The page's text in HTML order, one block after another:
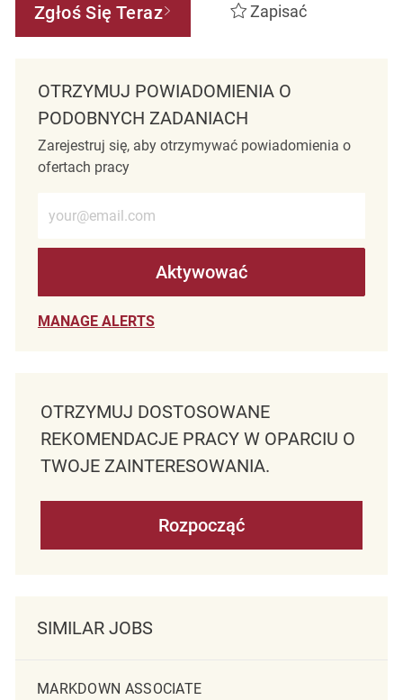
Zgłoś Się Teraz Zapisać
OTRZYMUJ POWIADOMIENIA O
PODOBNYCH ZADANIACH
Zarejestruj się, aby otrzymywać powiadomienia o
ofertach pracy
Aktywować
MANAGE ALERTS
OTRZYMUJ DOSTOSOWANE
REKOMENDACJE PRACY W OPARCIU O
TWOJE ZAINTERESOWANIA.
Rozpocząć
SIMILAR JOBS
MARKDOWN ASSOCIATE